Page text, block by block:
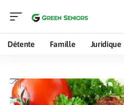
Détente Famille Juridique